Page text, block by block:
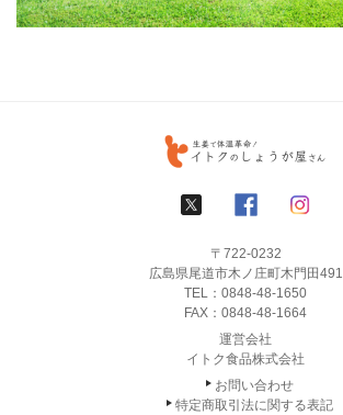
〒722-0232
広島県尾道市木ノ庄町木門田491
TEL： 0848-48-1650
FAX：0848-48-1664
運営会社
イトク食品株式会社
お問い合わせ
特定商取引法に関する表記